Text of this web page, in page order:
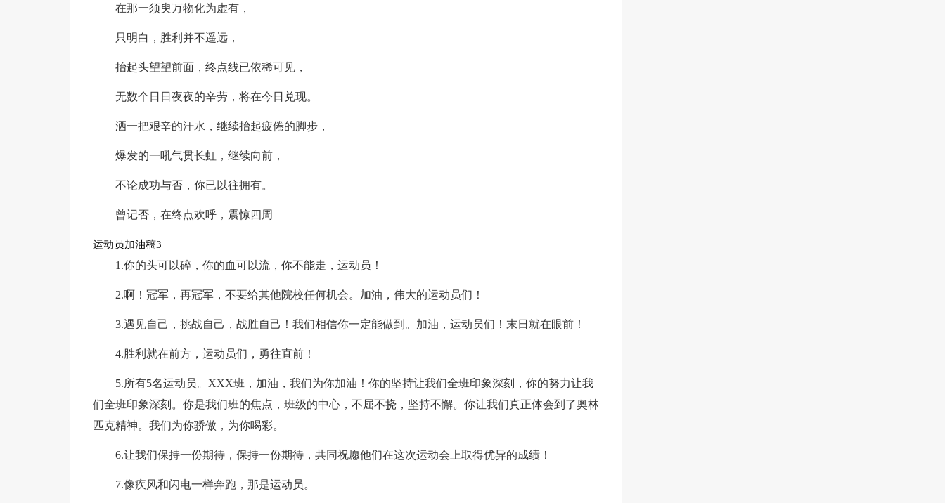
在那一须臾万物化为虚有，
只明白，胜利并不遥远，
抬起头望望前面，终点线已依稀可见，
无数个日日夜夜的辛劳，将在今日兑现。
洒一把艰辛的汗水，继续抬起疲倦的脚步，
爆发的一吼气贯长虹，继续向前，
不论成功与否，你已以往拥有。
曾记否，在终点欢呼，震惊四周
运动员加油稿3
1.你的头可以碎，你的血可以流，你不能走，运动员！
2.啊！冠军，再冠军，不要给其他院校任何机会。加油，伟大的运动员们！
3.遇见自己，挑战自己，战胜自己！我们相信你一定能做到。加油，运动员们！末日就在眼前！
4.胜利就在前方，运动员们，勇往直前！
5.所有5名运动员。XXX班，加油，我们为你加油！你的坚持让我们全班印象深刻，你的努力让我
们全班印象深刻。你是我们班的焦点，班级的中心，不屈不挠，坚持不懈。你让我们真正体会到了奥林
匹克精神。我们为你骄傲，为你喝彩。
6.让我们保持一份期待，保持一份期待，共同祝愿他们在这次运动会上取得优异的成绩！
7.像疾风和闪电一样奔跑，那是运动员。